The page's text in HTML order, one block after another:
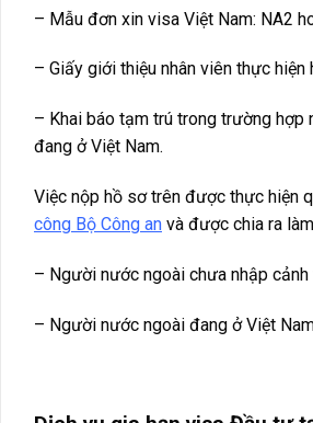
– Mẫu đơn xin visa Việt Nam: NA2
– Giấy giới thiệu nhân viên thực hiện
– Khai báo tạm trú trong trường hợp
đang ở Việt Nam.
Việc nộp hồ sơ trên được thực hiện
công Bộ Công an và được chia ra
– Người nước ngoài chưa nhập cảnh
– Người nước ngoài đang ở Việt